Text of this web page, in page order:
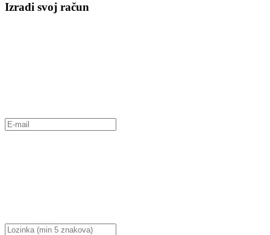
Izradi svoj račun